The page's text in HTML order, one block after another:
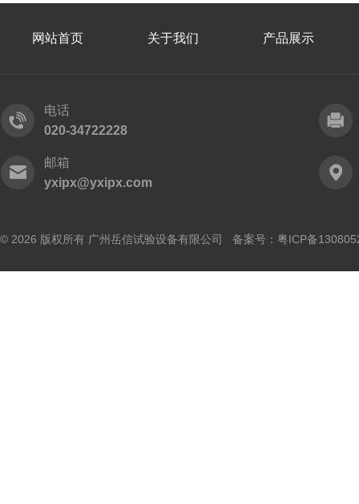
网站首页 关于我们 产品展示
电话
020-34722228
邮箱
yxipx@yxipx.com
© 2026 版权所有 广州岳信试验设备有限公司 备案号： 粤ICP备